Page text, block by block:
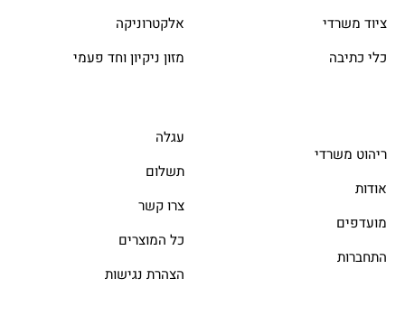
ציוד משרדי
כלי כתיבה
אלקטרוניקה
מזון ניקיון וחד פעמי
ריהוט משרדי
אודות
מועדפים
התחברות
עגלה
תשלום
צרו קשר
כל המוצרים
הצהרת נגישות